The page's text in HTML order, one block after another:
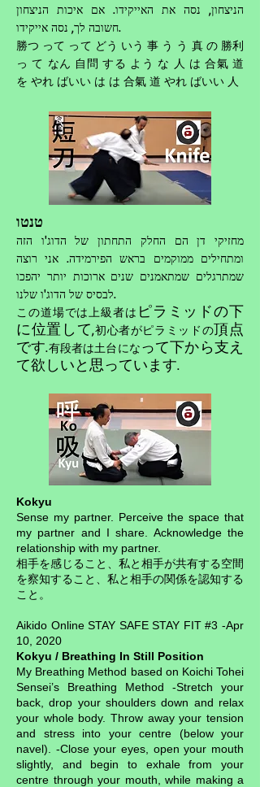
הניצחון, נסה את האייקידו. אם איכות הניצחון
חשובה לך, נסה אייקידו.
勝つ って って どう いう 事 う う 真 の 勝利
っ て なん 自問 する よう な 人 は 合氣 道
を やれ ばいい は は 合氣 道 やれ ばいい 人
טנטו
מחזיקי דן הם החלק התחתון של הדוג'ו הזה
ומתחילים ממוקמים בראש הפירמידה. אני רוצה
שמתרגלים שמתאמנים שנים ארוכות יותר יהפכו
לבסיס של הדוג'ו שלנו.
この道場では上級者は ピラミッドの下
に位置して,初心者がピラミッドの頂点
です.有段者は土台になって下から支え
て欲しいと思っています.
Kokyu
Sense my partner. Perceive the space that
my partner and I share. Acknowledge the
relationship with my partner.
相手を感じること、私と相手が共有する空間
を察知すること、私と相手の関係を認知する
こと。
Aikido Online STAY SAFE STAY FIT #3 -Apr
10, 2020
Kokyu / Breathing In Still Position
My Breathing Method based on Koichi Tohei
Sensei’s Breathing Method -Stretch your
back, drop your shoulders down and relax
your whole body. Throw away your tension
and stress into your centre (below your
navel). -Close your eyes, open your mouth
slightly, and begin to exhale from your
centre through your mouth, while making a